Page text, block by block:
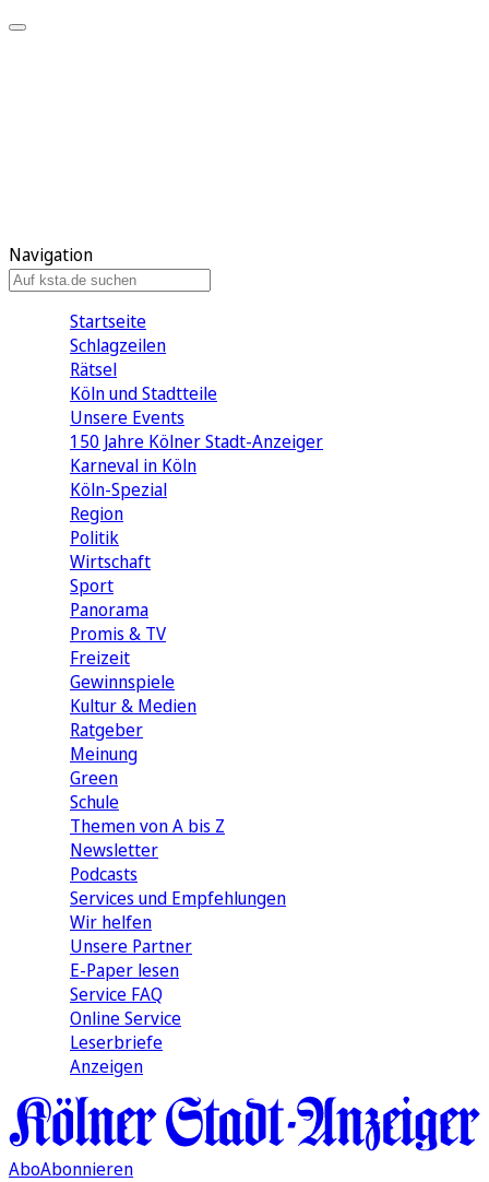
Navigation
Startseite
Schlagzeilen
Rätsel
Köln und Stadtteile
Unsere Events
150 Jahre Kölner Stadt-Anzeiger
Karneval in Köln
Köln-Spezial
Region
Politik
Wirtschaft
Sport
Panorama
Promis & TV
Freizeit
Gewinnspiele
Kultur & Medien
Ratgeber
Meinung
Green
Schule
Themen von A bis Z
Newsletter
Podcasts
Services und Empfehlungen
Wir helfen
Unsere Partner
E-Paper lesen
Service FAQ
Online Service
Leserbriefe
Anzeigen
AboAbonnieren